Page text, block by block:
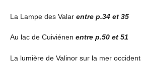
La Lampe des Valar entre p.34 et 35
Au lac de Cuiviénen entre p.50 et 51
La lumière de Valinor sur la mer